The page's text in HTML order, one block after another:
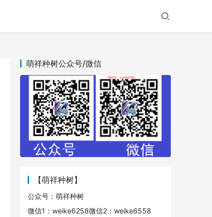
萌祥种树公众号/微信
【萌祥种树】
公众号：萌祥种树
微信1：weike6258微信2：weike6558